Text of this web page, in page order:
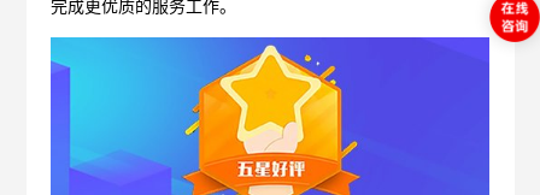
完成更优质的服务工作。